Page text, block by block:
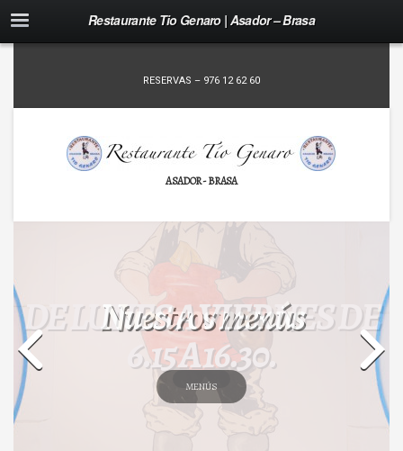
Restaurante Tio Genaro | Asador – Brasa
RESERVAS – 976 12 62 60
ASADOR - BRASA
Nuestros menús
MENÚS